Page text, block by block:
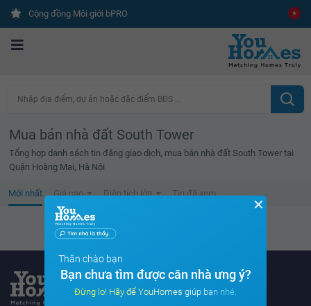
Cộng đồng Môi giới bPRO
Nhập địa điểm, dự án hoặc đặc điểm BĐS ...
Mua bán nhà đất South Tower
Tổng hợp danh sách tin đăng giao dịch, mua bán nhà đất South Tower tại
Quận Hoàng Mai, Hà Nội
Mới nhất Giá cao Diện tích lớn Tin đã xem
Không tìm thấy tin bất động sản nào
✕
Thân chào bạn
Bạn chưa tìm được căn nhà ưng ý?
Đừng lo! Hãy để YouHomes giúp bạn nhé.